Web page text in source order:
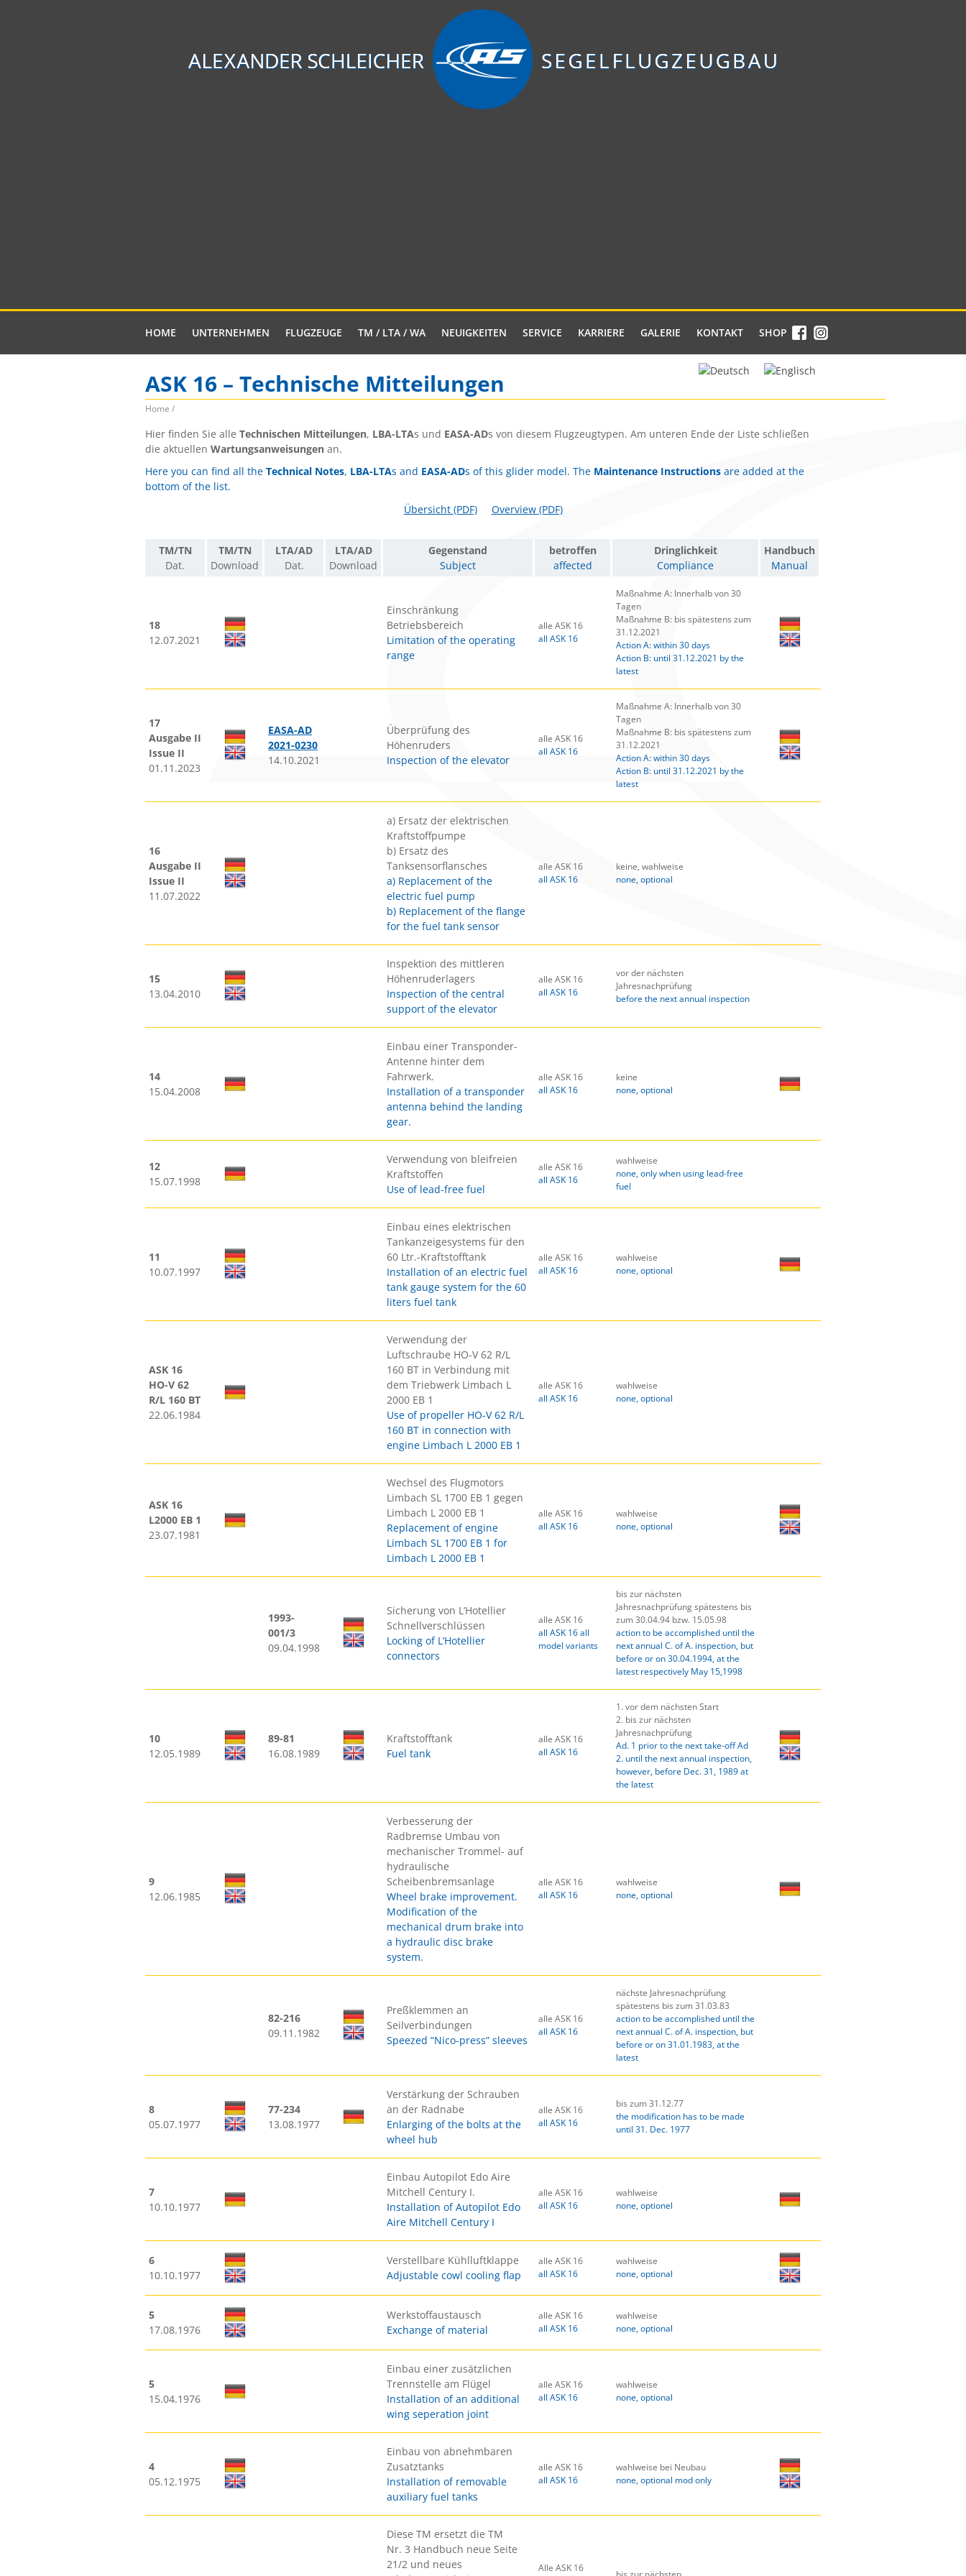
HOME UNTERNEHMEN FLUGZEUGE TM / LTA / WA NEUIGKEITEN SERVICE KARRIERE GALERIE KONTAKT SHOP
ASK 16 – Technische Mitteilungen
Home /
Hier finden Sie alle Technischen Mitteilungen, LBA-LTAs und EASA-ADs von diesem Flugzeugtypen. Am unteren Ende der Liste schließen
die aktuellen Wartungsanweisungen an.
Here you can find all the Technical Notes, LBA-LTAs and EASA-ADs of this glider model. The Maintenance Instructions are added at the
bottom of the list.
Übersicht (PDF)
Overview (PDF)
TM/TN
Dat.
TM/TN
Download
LTA/AD
Dat.
LTA/AD
Download
Gegenstand
Subject
betroffen
affected
Dringlichkeit
Compliance
Handbuch
Manual
18
12.07.2021
Einschränkung
Betriebsbereich
Limitation of the operating
range
alle ASK 16
all ASK 16
Maßnahme A: Innerhalb von 30
Tagen
Maßnahme B: bis spätestens zum
31.12.2021
Action A: within 30 days
Action B: until 31.12.2021 by the
latest
17
Ausgabe II
Issue II
01.11.2023
EASA-AD
2021-0230
14.10.2021
Überprüfung des
Höhenruders
Inspection of the elevator
alle ASK 16
all ASK 16
Maßnahme A: Innerhalb von 30
Tagen
Maßnahme B: bis spätestens zum
31.12.2021
Action A: within 30 days
Action B: until 31.12.2021 by the
latest
16
Ausgabe II
Issue II
11.07.2022
a) Ersatz der elektrischen
Kraftstoffpumpe
b) Ersatz des
Tanksensorflansches
a) Replacement of the
electric fuel pump
b) Replacement of the flange
for the fuel tank sensor
alle ASK 16
all ASK 16
keine, wahlweise
none, optional
15
13.04.2010
Inspektion des mittleren
Höhenruderlagers
Inspection of the central
support of the elevator
alle ASK 16
all ASK 16
vor der nächsten
Jahresnachprüfung
before the next annual inspection
14
15.04.2008
Einbau einer Transponder-
Antenne hinter dem
Fahrwerk.
Installation of a transponder
antenna behind the landing
gear.
alle ASK 16
all ASK 16
keine
none, optional
12
15.07.1998
Verwendung von bleifreien
Kraftstoffen
Use of lead-free fuel
alle ASK 16
all ASK 16
wahlweise
none, only when using lead-free
fuel
11
10.07.1997
Einbau eines elektrischen
Tankanzeigesystems für den
60 Ltr.-Kraftstofftank
Installation of an electric fuel
tank gauge system for the 60
liters fuel tank
alle ASK 16
all ASK 16
wahlweise
none, optional
ASK 16
HO-V 62
R/L 160 BT
22.06.1984
Verwendung der
Luftschraube HO-V 62 R/L
160 BT in Verbindung mit
dem Triebwerk Limbach L
2000 EB 1
Use of propeller HO-V 62 R/L
160 BT in connection with
engine Limbach L 2000 EB 1
alle ASK 16
all ASK 16
wahlweise
none, optional
ASK 16
L2000 EB 1
23.07.1981
Wechsel des Flugmotors
Limbach SL 1700 EB 1 gegen
Limbach L 2000 EB 1
Replacement of engine
Limbach SL 1700 EB 1 for
Limbach L 2000 EB 1
alle ASK 16
all ASK 16
wahlweise
none, optional
1993-
001/3
09.04.1998
Sicherung von L’Hotellier
Schnellverschlüssen
Locking of L’Hotellier
connectors
alle ASK 16
all ASK 16 all
model variants
bis zur nächsten
Jahresnachprüfung spätestens bis
zum 30.04.94 bzw. 15.05.98
action to be accomplished until the
next annual C. of A. inspection, but
before or on 30.04.1994, at the
latest respectively May 15,1998
10
12.05.1989
89-81
16.08.1989
Kraftstofftank
Fuel tank
alle ASK 16
all ASK 16
1. vor dem nächsten Start
2. bis zur nächsten
Jahresnachprüfung
Ad. 1 prior to the next take-off Ad
2. until the next annual inspection,
however, before Dec. 31, 1989 at
the latest
9
12.06.1985
Verbesserung der
Radbremse Umbau von
mechanischer Trommel- auf
hydraulische
Scheibenbremsanlage
Wheel brake improvement.
Modification of the
mechanical drum brake into
a hydraulic disc brake
system.
alle ASK 16
all ASK 16
wahlweise
none, optional
82-216
09.11.1982
Preßklemmen an
Seilverbindungen
Speezed ”Nico-press” sleeves
alle ASK 16
all ASK 16
nächste Jahresnachprüfung
spätestens bis zum 31.03.83
action to be accomplished until the
next annual C. of A. inspection, but
before or on 31.01.1983, at the
latest
8
05.07.1977
77-234
13.08.1977
Verstärkung der Schrauben
an der Radnabe
Enlarging of the bolts at the
wheel hub
alle ASK 16
all ASK 16
bis zum 31.12.77
the modification has to be made
until 31. Dec. 1977
7
10.10.1977
Einbau Autopilot Edo Aire
Mitchell Century I.
Installation of Autopilot Edo
Aire Mitchell Century I
alle ASK 16
all ASK 16
wahlweise
none, optionel
6
10.10.1977
Verstellbare Kühlluftklappe
Adjustable cowl cooling flap
alle ASK 16
all ASK 16
wahlweise
none, optional
5
17.08.1976
Werkstoffaustausch
Exchange of material
alle ASK 16
all ASK 16
wahlweise
none, optional
5
15.04.1976
Einbau einer zusätzlichen
Trennstelle am Flügel
Installation of an additional
wing seperation joint
alle ASK 16
all ASK 16
wahlweise
none, optional
4
05.12.1975
Einbau von abnehmbaren
Zusatztanks
Installation of removable
auxiliary fuel tanks
alle ASK 16
all ASK 16
wahlweise bei Neubau
none, optional mod only
Diese TM ersetzt die TM
Nr. 3 Handbuch neue Seite
21/2 und neues
Alle ASK 16